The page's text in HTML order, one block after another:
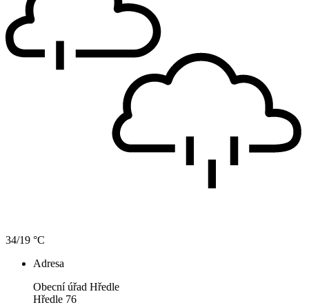
34/19 °C
Adresa
Obecní úřad Hředle
Hředle 76